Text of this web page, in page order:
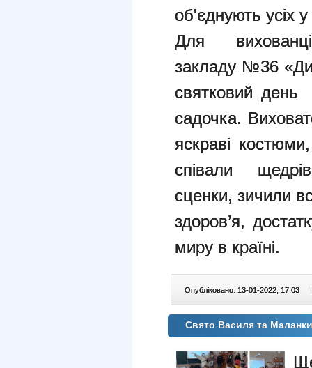
об'єднують усіх
Для вихованців
закладу №36
святковий день
садочка.
яскраві
співали
сценки, зичили
здоров’я,
миру в країні.
Опубліковано: 13-01-2022, 17:03 |
Свято Василя та